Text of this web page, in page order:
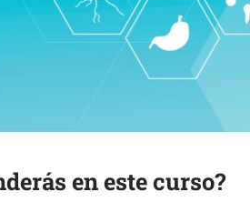
en este curso?